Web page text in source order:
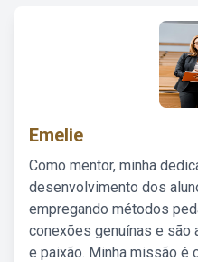
Emelie
Como mentor, minha
desenvolvimento dos
empregando métodos
conexões genuínas e são
e paixão. Minha missão é